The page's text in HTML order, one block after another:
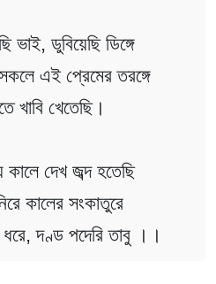
ডুবিয়েছি ডিঙ্গে
এই প্রেমের তরঙ্গে
খাবি খেতেছি।
দেখ জব্দ হতেছি
কালের সংকাতুরে
দণ্ড পদেরি তাবু ।।